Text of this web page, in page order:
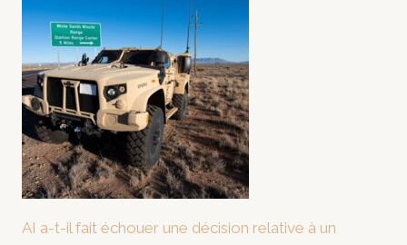
AI a-t-il fait échouer une décision relative à un